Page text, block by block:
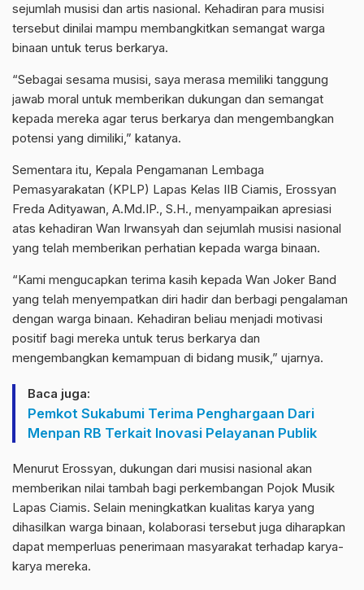
sejumlah musisi dan artis nasional. Kehadiran para musisi
tersebut dinilai mampu membangkitkan semangat warga
binaan untuk terus berkarya.
“Sebagai sesama musisi, saya merasa memiliki tanggung
jawab moral untuk memberikan dukungan dan semangat
kepada mereka agar terus berkarya dan mengembangkan
potensi yang dimiliki,” katanya.
Sementara itu, Kepala Pengamanan Lembaga
Pemasyarakatan (KPLP) Lapas Kelas IIB Ciamis, Erossyan
Freda Adityawan, A.Md.IP., S.H., menyampaikan apresiasi
atas kehadiran Wan Irwansyah dan sejumlah musisi nasional
yang telah memberikan perhatian kepada warga binaan.
“Kami mengucapkan terima kasih kepada Wan Joker Band
yang telah menyempatkan diri hadir dan berbagi pengalaman
dengan warga binaan. Kehadiran beliau menjadi motivasi
positif bagi mereka untuk terus berkarya dan
mengembangkan kemampuan di bidang musik,” ujarnya.
Baca juga:
Pemkot Sukabumi Terima Penghargaan Dari
Menpan RB Terkait Inovasi Pelayanan Publik
Menurut Erossyan, dukungan dari musisi nasional akan
memberikan nilai tambah bagi perkembangan Pojok Musik
Lapas Ciamis. Selain meningkatkan kualitas karya yang
dihasilkan warga binaan, kolaborasi tersebut juga diharapkan
dapat memperluas penerimaan masyarakat terhadap karya-
karya mereka.